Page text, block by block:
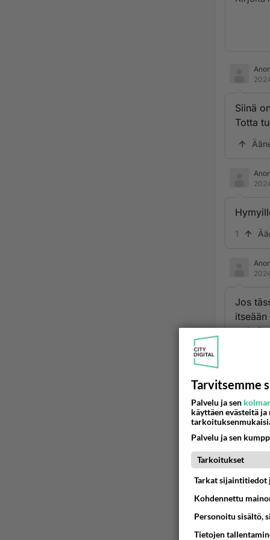
Siinä
Totta
1
Jos
PÄIVÄ
Tarvitsemme
Palvelu ja sen
käyttäen evästeitä
Palvelu ja sen
Tarkoitukset
Tarkat sijaintitiedot
Kohdennettu
Personoitu sisältö,
Tietojen